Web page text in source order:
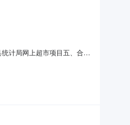
计局网上超市项目五、合同
型